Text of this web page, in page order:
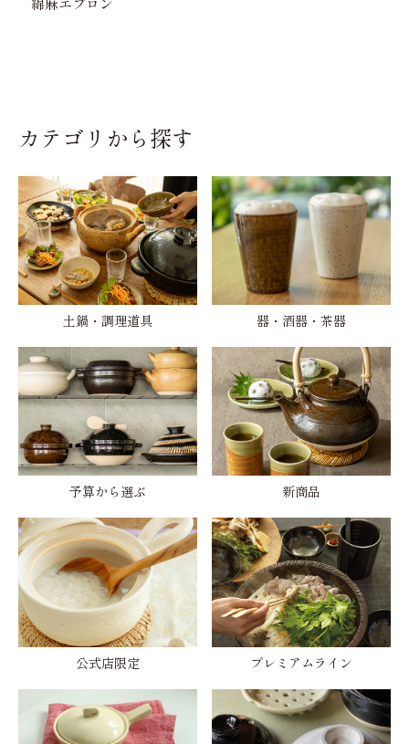
カテゴリから探す
土鍋・調理道具 器・酒器・茶器
予算から選ぶ 新商品
公式店限定 プレミアムライン